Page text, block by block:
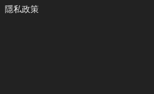
隱私政策